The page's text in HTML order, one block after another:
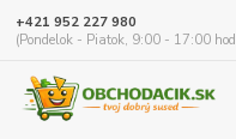
+421 952 227 980
(Pondelok - Piatok, 9:00 - 17:00